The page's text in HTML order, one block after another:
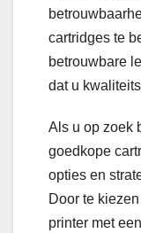
cartridges te
betrouwbare
dat u
Als u op zoek
goedkope
opties en
Door te
printer met